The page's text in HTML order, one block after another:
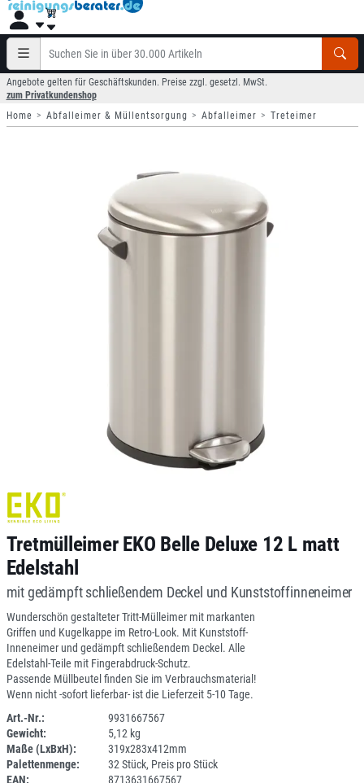
Angebote gelten für Geschäftskunden. Preise zzgl. gesetzl. MwSt.
zum Privatkundenshop
Home
Abfalleimer & Müllentsorgung Abfalleimer Treteimer
Tretmülleimer EKO Belle Deluxe 12 L matt
Edelstahl
mit gedämpft schließendem Deckel und Kunststoffinneneimer
Wunderschön gestalteter Tritt-Mülleimer mit markanten
Griffen und Kugelkappe im Retro-Look. Mit Kunststoff-
Inneneimer und gedämpft schließendem Deckel. Alle
Edelstahl-Teile mit Fingerabdruck-Schutz.
Passende Müllbeutel finden Sie im Verbrauchsmaterial!
Wenn nicht -sofort lieferbar- ist die Lieferzeit 5-10 Tage.
Art.-Nr.:
9931667567
Gewicht:
5,12 kg
Maße (LxBxH):
319x283x412mm
Palettenmenge:
32 Stück, Preis pro Stück
EAN:
8713631667567